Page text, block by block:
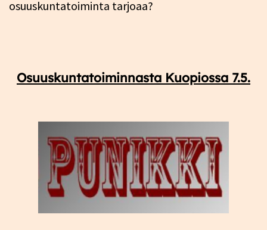
osuuskuntatoiminta tarjoaa?
Osuuskuntatoiminnasta Kuopiossa 7.5.